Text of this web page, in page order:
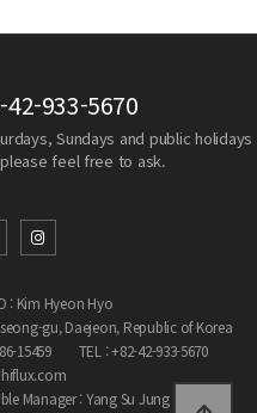
42-933-5670
Sundays and public holidays
feel free to ask.
: Kim Hyeon Hyo
gu, Daejeon, Republic of Korea
15459
TEL : +82-42-933-5670
Manager : Yang Su Jung